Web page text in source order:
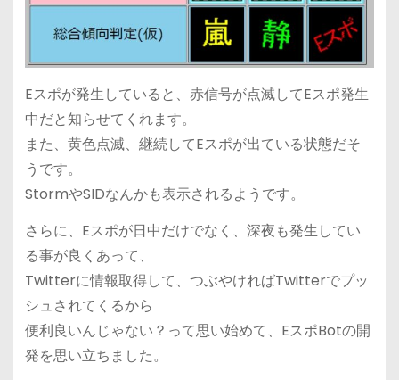
Eスポが発生していると、赤信号が点滅してEスポ発生
中だと知らせてくれます。
また、黄色点滅、継続してEスポが出ている状態だそ
うです。
StormやSIDなんかも表示されるようです。
さらに、Eスポが日中だけでなく、深夜も発生してい
る事が良くあって、
Twitterに情報取得して、つぶやければTwitterでプッ
シュされてくるから
便利良いんじゃない？って思い始めて、EスポBotの開
発を思い立ちました。